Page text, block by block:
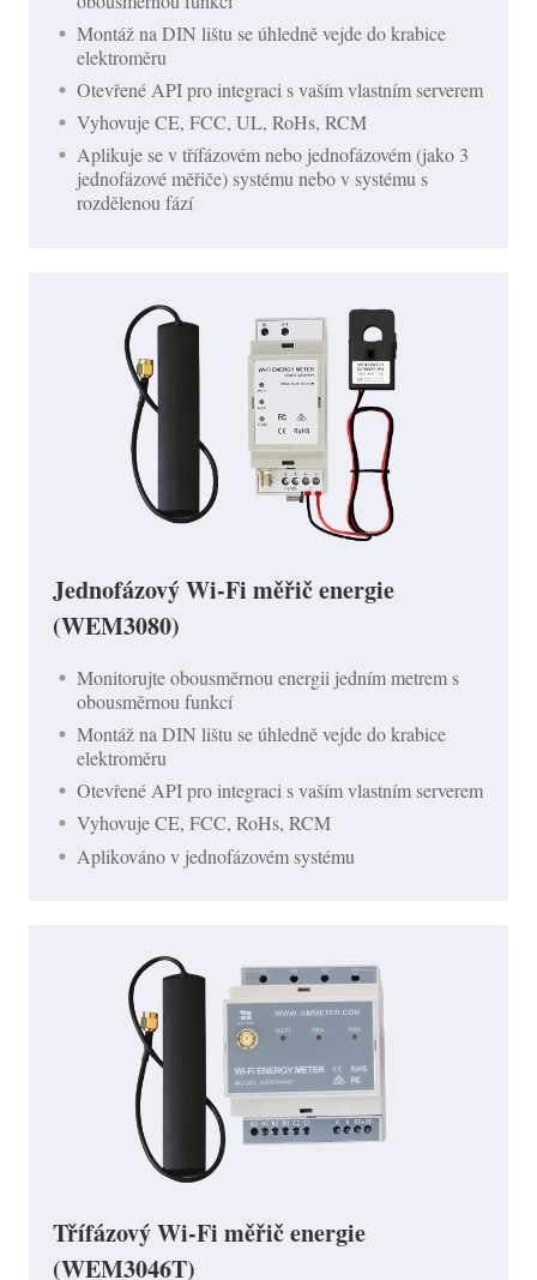
Montáž na DIN lištu se úhledně vejde do krabice
elektroměru
Otevřené API pro integraci s vaším vlastním serverem
Vyhovuje CE, FCC, UL, RoHs, RCM
Aplikuje se v třífázovém nebo jednofázovém (jako 3
jednofázové měřiče) systému nebo v systému s
rozdělenou fází
Jednofázový Wi-Fi měřič energie
(WEM3080)
Monitorujte obousměrnou energii jedním metrem s
obousměrnou funkcí
Montáž na DIN lištu se úhledně vejde do krabice
elektroměru
Otevřené API pro integraci s vaším vlastním serverem
Vyhovuje CE, FCC, RoHs, RCM
Aplikováno v jednofázovém systému
Třífázový Wi-Fi měřič energie
(WEM3046T)